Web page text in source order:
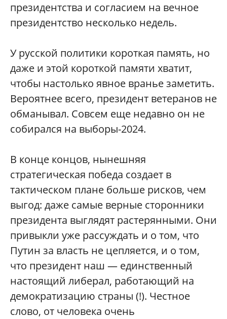
президентства и согласием на вечное
президентство несколько недель.
У русской политики короткая память, но
даже и этой короткой памяти хватит,
чтобы настолько явное вранье заметить.
Вероятнее всего, президент ветеранов не
обманывал. Совсем еще недавно он не
собирался на выборы-2024.
В конце концов, нынешняя
стратегическая победа создает в
тактическом плане больше рисков, чем
выгод: даже самые верные сторонники
президента выглядят растерянными. Они
привыкли уже рассуждать и о том, что
Путин за власть не цепляется, и о том,
что президент наш — единственный
настоящий либерал, работающий на
демократизацию страны (!). Честное
слово, от человека очень